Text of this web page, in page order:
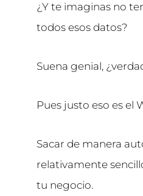
¿Y te imaginas no
todos esos datos?
Suena genial,
Pues justo eso es el
Sacar de manera
relativamente
tu negocio.